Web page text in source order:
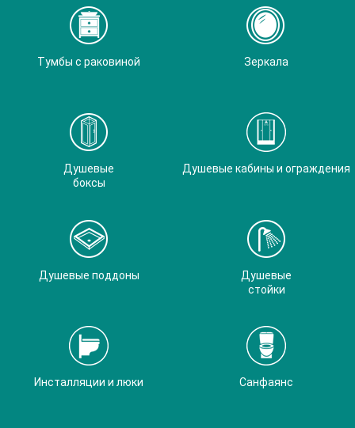
Тумбы с раковиной Зеркала
Душевые
боксы
Душевые кабины и ограждения
Душевые поддоны
Душевые
стойки
Инсталляции и люки Санфаянс